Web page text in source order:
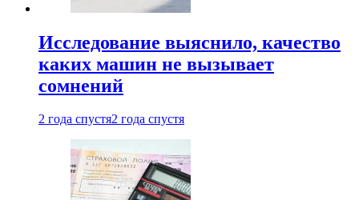
Исследование выяснило, качество
каких машин не вызывает
сомнений
2 года спустя2 года спустя